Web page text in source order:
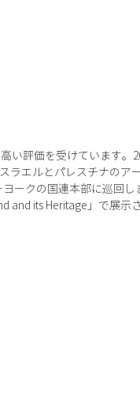
い評価を受けています。
ラエルとパレスチナのア
ークの国連本部に巡回し
and its Heritage」で展示